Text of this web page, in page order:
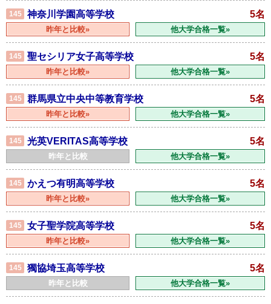
145 神奈川学園高等学校 5名
昨年と比較» 他大学合格一覧»
145 聖セシリア女子高等学校 5名
昨年と比較» 他大学合格一覧»
145 群馬県立中央中等教育学校 5名
昨年と比較» 他大学合格一覧»
145 光英VERITAS高等学校 5名
昨年と比較 他大学合格一覧»
145 かえつ有明高等学校 5名
昨年と比較» 他大学合格一覧»
145 女子聖学院高等学校 5名
昨年と比較» 他大学合格一覧»
145 獨協埼玉高等学校 5名
昨年と比較 他大学合格一覧»